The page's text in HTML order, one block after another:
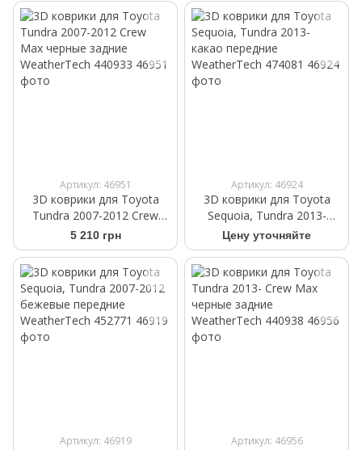
Артикул: 46951
3D коврики для Toyota
Tundra 2007-2012 Crew
Max черные задние
WeatherTech 440933
5 210 грн
Артикул: 46924
3D коврики для Toyota
Sequoia, Tundra 2013-
какао передние
WeatherTech 474081
Цену уточняйте
Артикул: 46919 Артикул: 46956